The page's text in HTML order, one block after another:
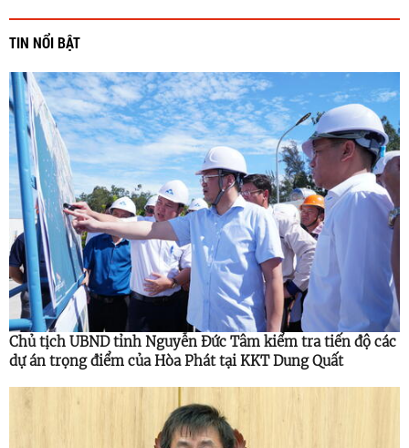
TIN NỔI BẬT
Chủ tịch UBND tỉnh Nguyễn Đức Tâm kiểm tra tiến độ các
dự án trọng điểm của Hòa Phát tại KKT Dung Quất